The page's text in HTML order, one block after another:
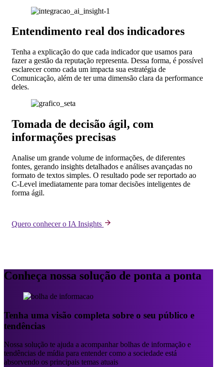
Entendimento real dos indicadores
Tenha a explicação do que cada indicador que usamos para
fazer a gestão da reputação representa. Dessa forma, é possível
esclarecer como cada um impacta sua estratégia de
Comunicação, além de ter uma dimensão clara da performance
deles.
Tomada de decisão ágil, com
informações precisas
Analise um grande volume de informações, de diferentes
fontes, gerando insights detalhados e análises avançadas no
formato de textos simples. O resultado pode ser reportado ao
C-Level imediatamente para tomar decisões inteligentes de
forma ágil.
Quero conhecer o IA Insights
Conheça nossa solução de ponta a ponta
Tenha uma visão completa sobre o seu público e
tendências
Nossa solução te ajuda a acompanhar bolhas de informação e
tendências de mídia para entender como a sociedade está
absorvendo os principais temas atuais